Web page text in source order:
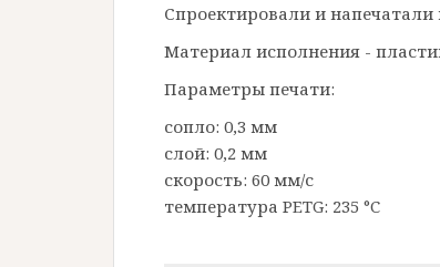
Спроектировали и напечатали
Материал исполнения -
Параметры печати:
сопло: 0,3 мм
слой: 0,2 мм
скорость: 60 мм/с
температура PETG: 235 °C